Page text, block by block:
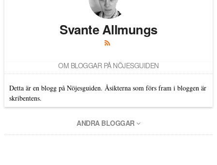
Svante Allmungs
OM BLOGGAR PÅ NÖJESGUIDEN
Detta är en blogg på Nöjesguiden. Åsikterna som förs fram i bloggen är
skribentens.
ANDRA BLOGGAR